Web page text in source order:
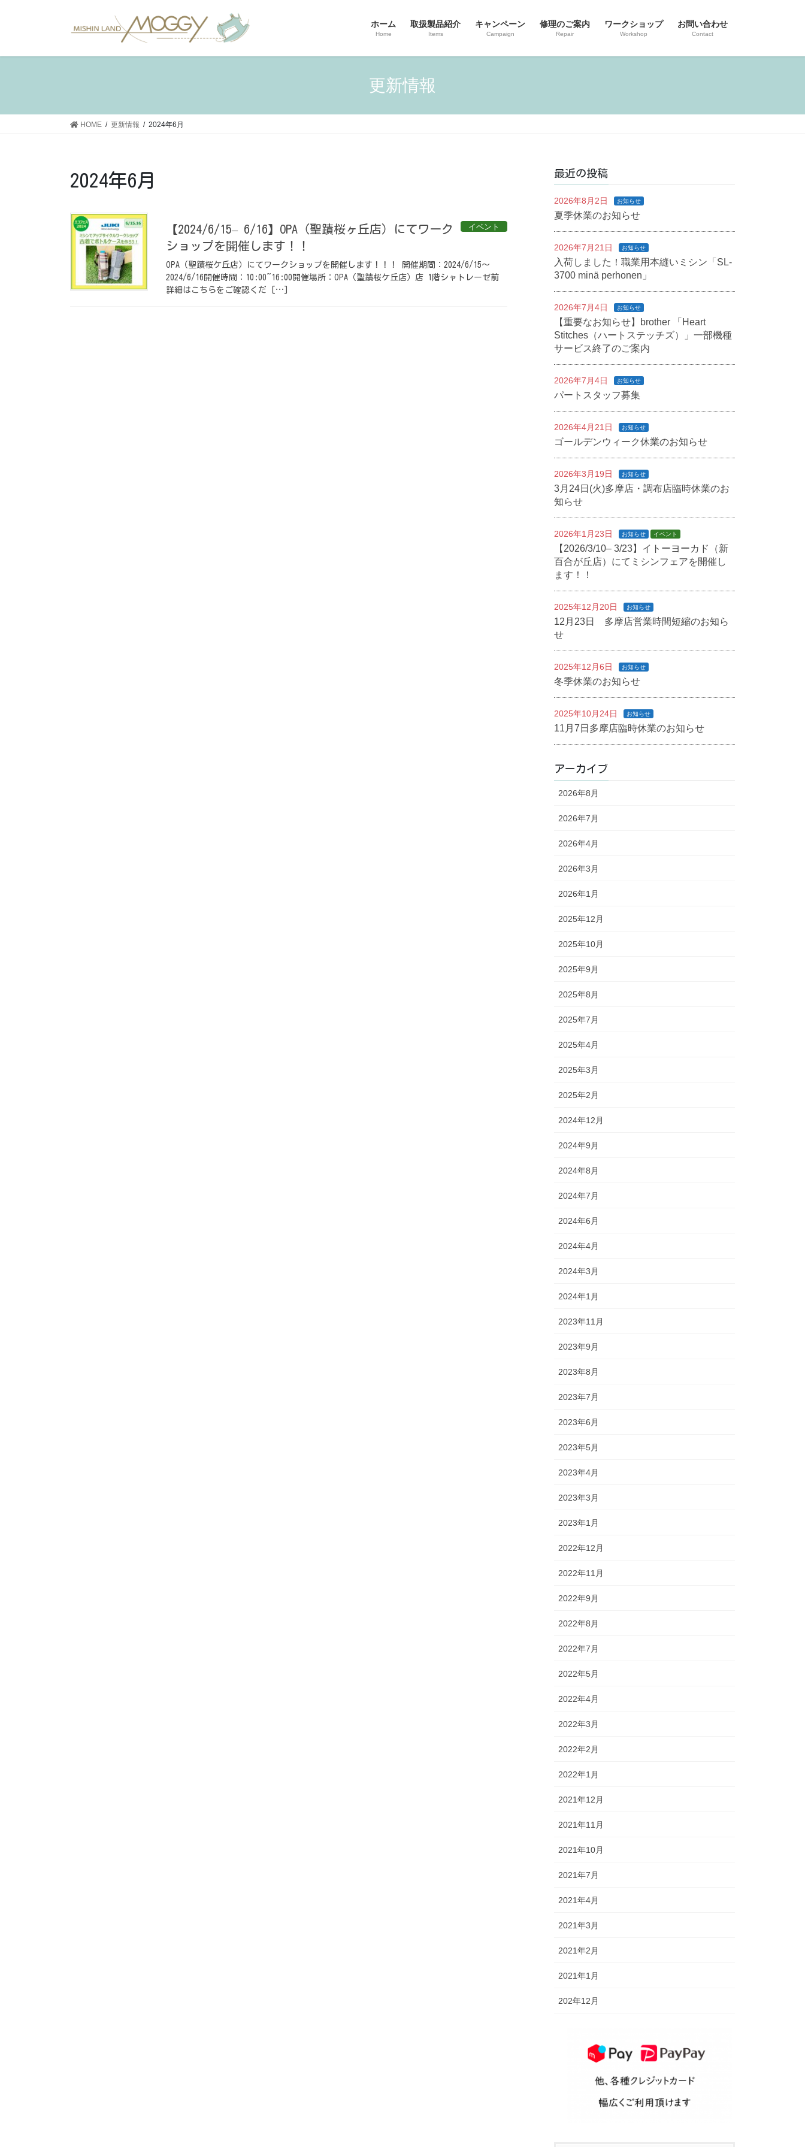
ホーム
Home
取扱製品紹介
Items
キャンペーン
Campaign
修理のご案内
Repair
ワークショップ
Workshop
お問い合わせ
Contact
更新情報
HOME 更新情報 2024年6月
2024年6月
イベント
【2024/6/15– 6/16】OPA（聖蹟桜ヶ丘店）にてワーク
ショップを開催します！！
OPA（聖蹟桜ケ丘店）にてワークショップを開催します！！！ 開催期間：2024/6/15〜
2024/6/16開催時間：10:00~16:00開催場所：OPA（聖蹟桜ケ丘店）店 1階シャトレーゼ前
詳細はこちらをご確認くだ […]
最近の投稿
2026年8月2日 お知らせ
夏季休業のお知らせ
2026年7月21日 お知らせ
入荷しました！職業用本縫いミシン「SL-
3700 minä perhonen」
2026年7月4日 お知らせ
【重要なお知らせ】brother 「Heart
Stitches（ハートステッチズ）」一部機種
サービス終了のご案内
2026年7月4日 お知らせ
パートスタッフ募集
2026年4月21日 お知らせ
ゴールデンウィーク休業のお知らせ
2026年3月19日 お知らせ
3月24日(火)多摩店・調布店臨時休業のお
知らせ
2026年1月23日 お知らせ イベント
【2026/3/10– 3/23】イトーヨーカド（新
百合が丘店）にてミシンフェアを開催し
ます！！
2025年12月20日 お知らせ
12月23日 多摩店営業時間短縮のお知ら
せ
2025年12月6日 お知らせ
冬季休業のお知らせ
2025年10月24日 お知らせ
11月7日多摩店臨時休業のお知らせ
アーカイブ
2026年8月
2026年7月
2026年4月
2026年3月
2026年1月
2025年12月
2025年10月
2025年9月
2025年8月
2025年7月
2025年4月
2025年3月
2025年2月
2024年12月
2024年9月
2024年8月
2024年7月
2024年6月
2024年4月
2024年3月
2024年1月
2023年11月
2023年9月
2023年8月
2023年7月
2023年6月
2023年5月
2023年4月
2023年3月
2023年1月
2022年12月
2022年11月
2022年9月
2022年8月
2022年7月
2022年5月
2022年4月
2022年3月
2022年2月
2022年1月
2021年12月
2021年11月
2021年10月
2021年7月
2021年4月
2021年3月
2021年2月
2021年1月
202年12月